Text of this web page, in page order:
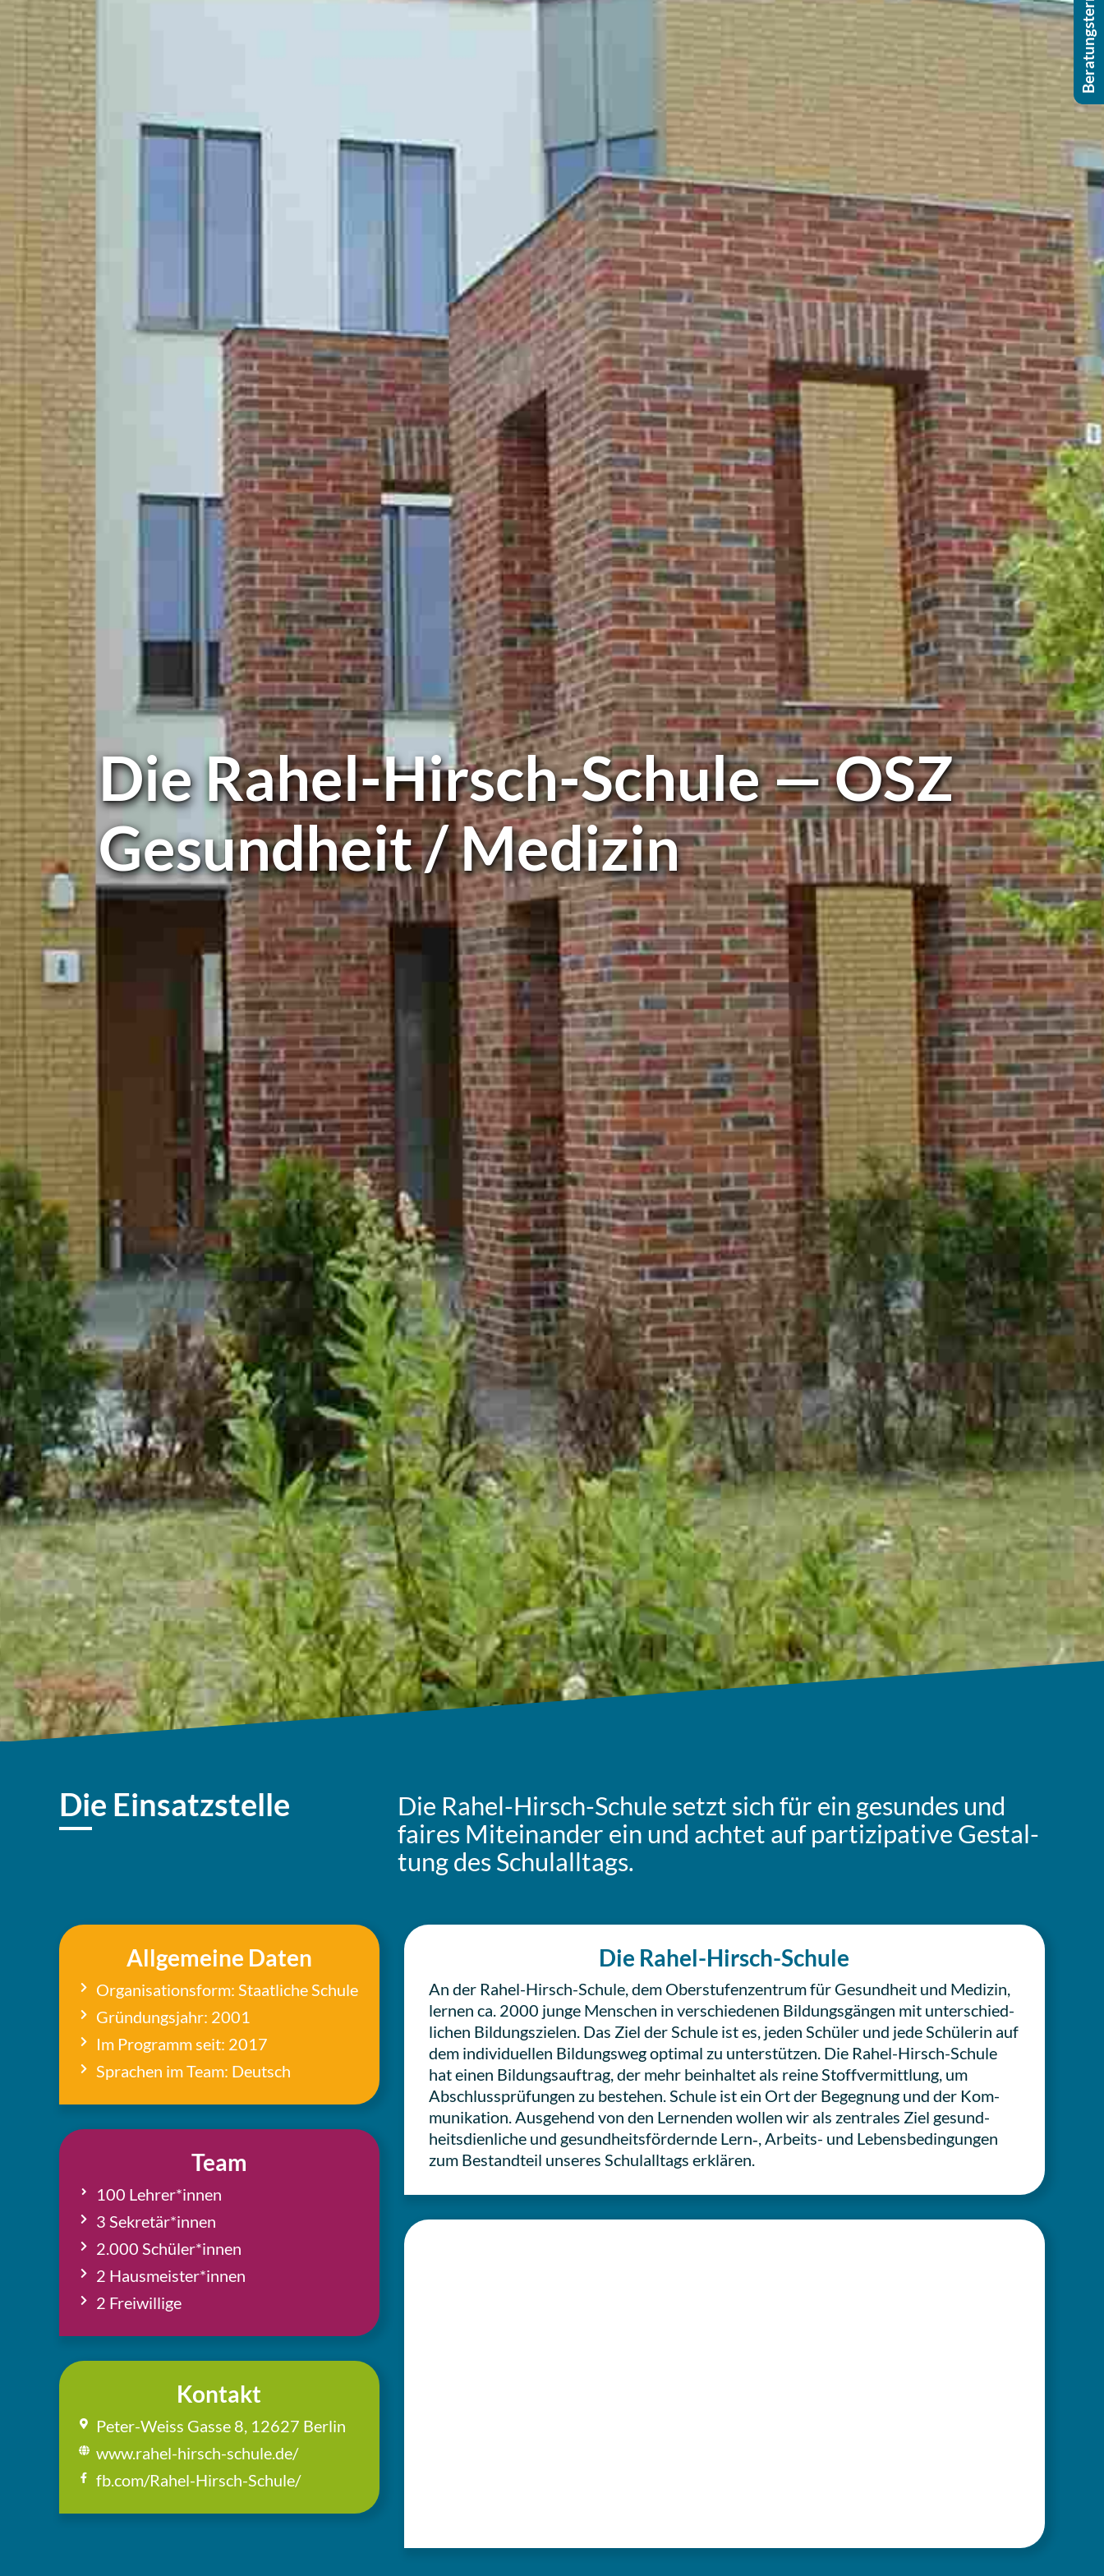
Die Rahel-Hirsch-Schule — OSZ
Gesund­heit / Medizin
Die Einsatzstelle
Die Rahel-Hirsch-Schule setzt sich für ein gesun­des und
faires Mit­ein­an­der ein und achtet auf par­ti­zi­pa­ti­ve Gestal­
tung des Schulalltags.
All­ge­mei­ne Daten
Orga­ni­sa­ti­ons­form: Staat­li­che Schule
Grün­dungs­jahr: 2001
Im Pro­gramm seit: 2017
Spra­chen im Team: Deutsch
Team
100 Lehrer*innen
3 Sekretär*innen
2.000 Schüler*innen
2 Hausmeister*innen
2 Frei­wil­li­ge
Kontakt
Peter-Weiss Gasse 8, 12627 Berlin
www.rahel-hirsch-schule.de/
fb.com/Rahel-Hirsch-Schule/
Die Rahel-Hirsch-Schule
An der Rahel-Hirsch-Schule, dem Ober­stu­fen­zen­trum für Gesund­heit und Medizin,
lernen ca. 2000 junge Men­schen in ver­schie­de­nen Bil­dungs­gän­gen mit unter­schied­
li­chen Bil­dungs­zie­len. Das Ziel der Schule ist es, jeden Schüler und jede Schü­le­rin auf
dem indi­vi­du­el­len Bil­dungs­weg optimal zu unter­stüt­zen. Die Rahel-Hirsch-Schule
hat einen Bil­dungs­auf­trag, der mehr beinhal­tet als reine Stoff­ver­mitt­lung, um
Abschluss­prü­fun­gen zu bestehen. Schule ist ein Ort der Begeg­nung und der Kom­
mu­ni­ka­ti­on. Aus­ge­hend von den Ler­nen­den wollen wir als zen­tra­les Ziel gesund­
heits­dien­li­che und gesund­heits­för­dern­de Lern‑, Arbeits- und Lebens­be­din­gun­gen
zum Bestand­teil unseres Schul­all­tags erklären.